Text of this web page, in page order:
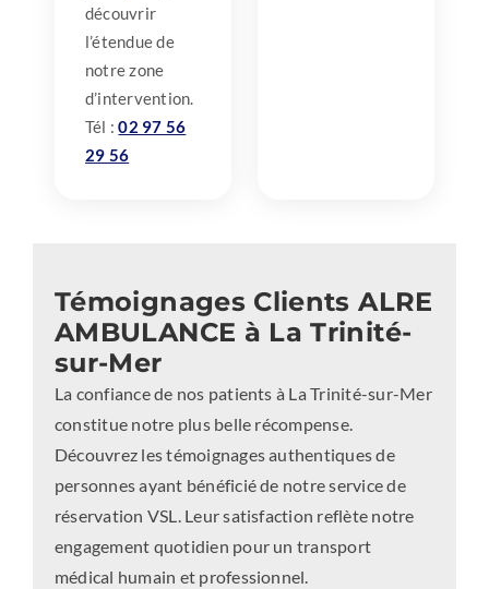
découvrir
l’étendue de
notre zone
d’intervention.
Tél :02 97 56
29 56
Témoignages Clients ALRE
AMBULANCE à La Trinité-
sur-Mer
La confiance de nos patients à La Trinité-sur-Mer
constitue notre plus belle récompense.
Découvrez les témoignages authentiques de
personnes ayant bénéficié de notre service de
réservation VSL. Leur satisfaction reflète notre
engagement quotidien pour un transport
médical humain et professionnel.